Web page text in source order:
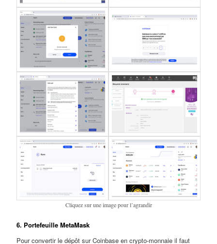
Cliquez sur une image pour l’agrandir
6. Portefeuille MetaMask
Pour convertir le dépôt sur Coinbase en crypto-monnaie il faut